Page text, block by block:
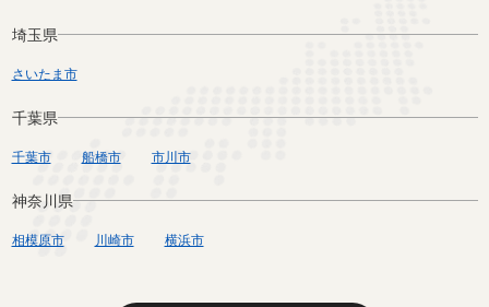
埼玉県
さいたま市
千葉県
千葉市 船橋市 市川市
神奈川県
相模原市 川崎市 横浜市